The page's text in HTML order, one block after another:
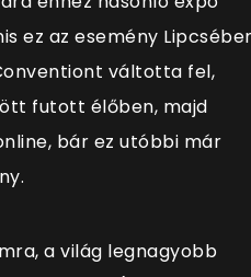
ez az esemény
váltotta fel,
futott élőben, majd
bár ez utóbbi már
a világ legnagyobb